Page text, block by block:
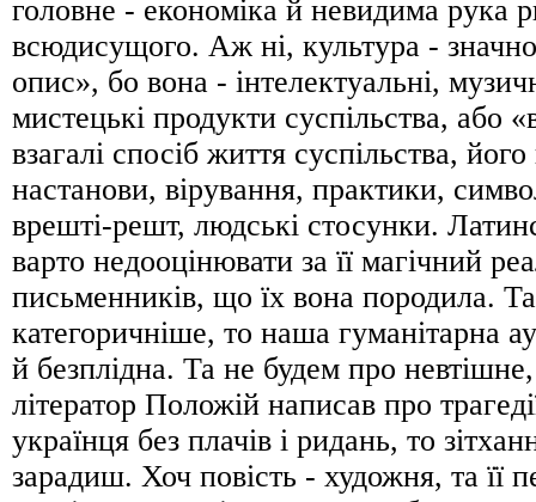
головне - економіка й невидима рука
всюдисущого. Аж ні, культура -
опис», бо вона - інтелектуальні,
мистецькі продукти суспільства, або
взагалі спосіб життя суспільства, його
настанови, вірування, практики,
врешті-решт, людські стосунки.
варто недооцінювати за її магічний
письменників, що їх вона породила.
категоричніше, то наша гуманітарна
й безплідна. Та не будем про
літератор Положій написав про
українця без плачів і ридань, то
зарадиш. Хоч повість - художня, та її